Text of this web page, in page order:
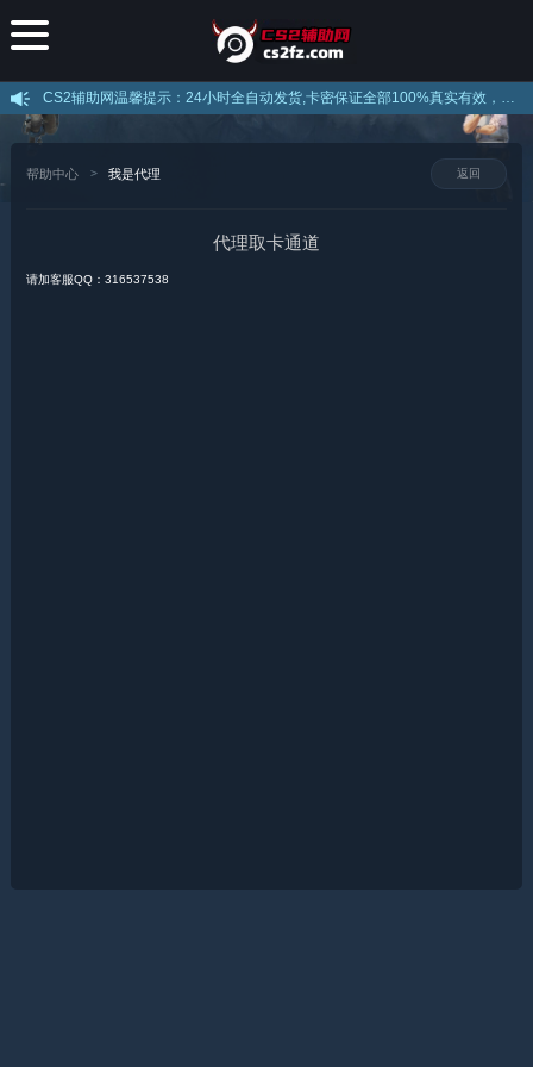
CS2辅助网温馨提示：24小时全自动发货,卡密保证全部100%真实有效，不存在假卡现象，下载后打开直接注册即可使用，注意官网提示的解压密码！
帮助中心 我是代理 返回
代理取卡通道
请加客服QQ：316537538